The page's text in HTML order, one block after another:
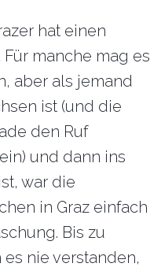
hat einen
manche mag es
aber als jemand
ist (und die
den Ruf
und dann ins
war die
in Graz einfach
Bis zu
nie verstanden,